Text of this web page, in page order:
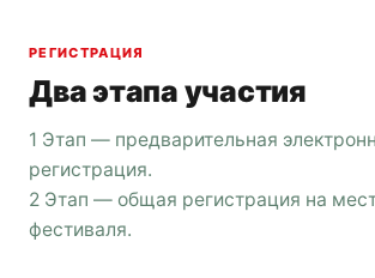
РЕГИСТРАЦИЯ
Два этапа участия
1 Этап — предварительная
регистрация.
2 Этап — общая регистрация на
фестиваля.